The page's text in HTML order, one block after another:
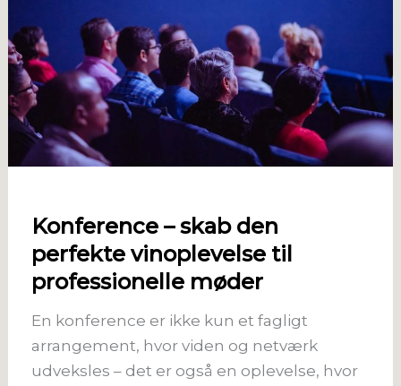
Konference – skab den
perfekte vinoplevelse til
professionelle møder
En konference er ikke kun et fagligt
arrangement, hvor viden og netværk
udveksles – det er også en oplevelse, hvor